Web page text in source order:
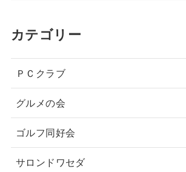
カテゴリー
ＰＣクラブ
グルメの会
ゴルフ同好会
サロンドワセダ